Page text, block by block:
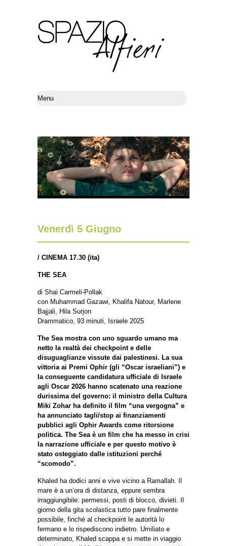
Venerdì 5 Giugno
/ CINEMA 17.30 (ita)
THE SEA
di Shai Carmeli-Pollak
con Muhammad Gazawi, Khalifa Natour, Marlene
Bajjali, Hila Surjon
Drammatico, 93 minuti, Israele 2025
The Sea mostra con uno sguardo umano ma
netto la realtà dei checkpoint e delle
disuguaglianze vissute dai palestinesi. La sua
vittoria ai Premi Ophir (gli “Oscar israeliani”) e
la conseguente candidatura ufficiale di Israele
agli Oscar 2026 hanno scatenato una reazione
durissima del governo: il ministro della Cultura
Miki Zohar ha definito il film “una vergogna” e
ha annunciato tagli/stop ai finanziamenti
pubblici agli Ophir Awards come ritorsione
politica. The Sea è un film che ha messo in crisi
la narrazione ufficiale e per questo motivo è
stato osteggiato dalle istituzioni perché
“scomodo”.
Khaled ha dodici anni e vive vicino a Ramallah. Il
mare è a un’ora di distanza, eppure sembra
irraggiungibile: permessi, posti di blocco, divieti. Il
giorno della gita scolastica tutto pare finalmente
possibile, finché al checkpoint le autorità lo
fermano e lo rispediscono indietro. Umiliato e
determinato, Khaled scappa e si mette in viaggio